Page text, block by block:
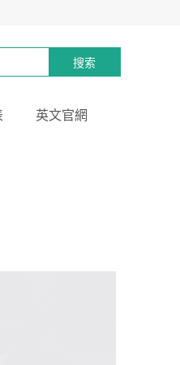
英文官網